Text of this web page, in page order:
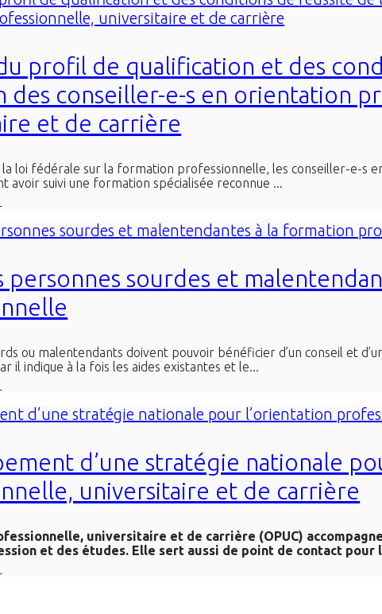
profil de qualification et des
des conseiller-e-s en orientation
et de carrière
loi fédérale sur la formation professionnelle, les conseiller-e-s
avoir suivi une formation spécialisée reconnue ...
personnes sourdes et
ou malentendants doivent pouvoir bénéficier d’un conseil et
il indique à la fois les aides existantes et le...
d’une stratégie nationale
universitaire et de carrière
universitaire et de carrière (OPUC)
et des études. Elle sert aussi de point de contact pour